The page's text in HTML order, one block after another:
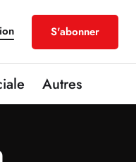
S'abonner
Autres